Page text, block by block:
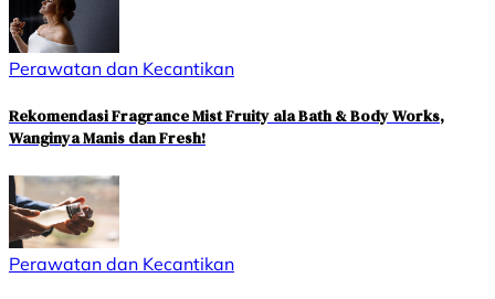
Perawatan dan Kecantikan
Rekomendasi Fragrance Mist Fruity ala Bath & Body Works,
Wanginya Manis dan Fresh!
Perawatan dan Kecantikan